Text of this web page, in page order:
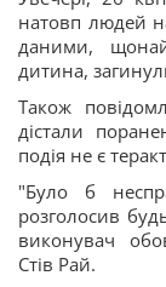
натовп людей
даними,
дитина,
Також
дістали
подія не є
"Було б
розголосив
виконувач
Стів Рай.